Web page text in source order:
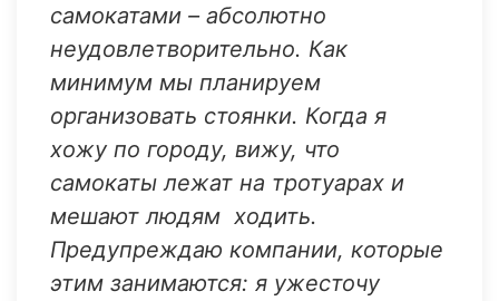
самокатами – абсолютно
неудовлетворительно. Как
минимум мы планируем
организовать стоянки. Когда я
хожу по городу, вижу, что
самокаты лежат на тротуарах и
мешают людям ходить.
Предупреждаю компании, которые
этим занимаются: я ужесточу